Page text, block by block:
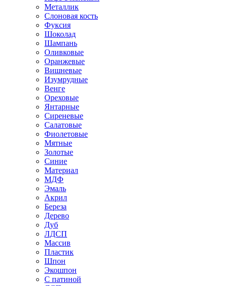
Металлик
Слоновая кость
Фуксия
Шоколад
Шампань
Оливковые
Оранжевые
Вишневые
Изумрудные
Венге
Ореховые
Янтарные
Сиреневые
Салатовые
Фиолетовые
Мятные
Золотые
Синие
Материал
МДФ
Эмаль
Акрил
Береза
Дерево
Дуб
ЛДСП
Массив
Пластик
Шпон
Экошпон
С патиной